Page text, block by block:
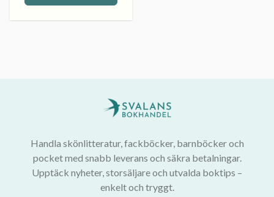
Handla skönlitteratur, fackböcker, barnböcker och
pocket med snabb leverans och säkra betalningar.
Upptäck nyheter, storsäljare och utvalda boktips –
enkelt och tryggt.